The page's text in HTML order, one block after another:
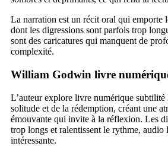
La narration est un récit oral qui emporte
dont les digressions sont parfois trop
sont des caricatures qui manquent de
complexité.
William Godwin livre
L’auteur explore livre numérique subtilité
solitude et de la rédemption, créant une
émouvante qui invite à la réflexion. Les
trop longs et ralentissent le rythme, audio
intéressante.